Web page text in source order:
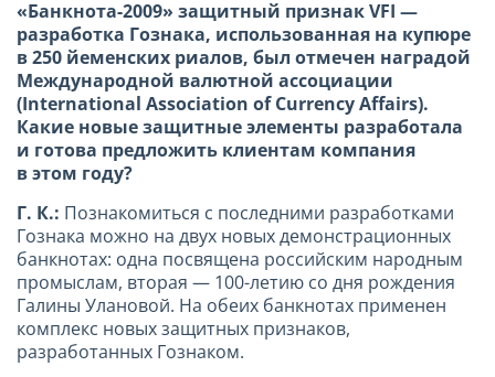
«Банкнота-2009» защитный признак VFI —
разработка Гознака, использованная на купюре
в 250 йеменских риалов, был отмечен наградой
Международной валютной ассоциации
(International Association of CurrencyAffairs).
Какие новые защитные элементы разработала
и готова предложить клиентам компания
в этом году?
Г. К.: Познакомиться с последними разработками
Гознака можно на двух новых демонстрационных
банкнотах: одна посвящена российским народным
промыслам, вторая — 100-летию со дня рождения
Галины Улановой. На обеих банкнотах применен
комплекс новых защитных признаков,
разработанных Гознаком.